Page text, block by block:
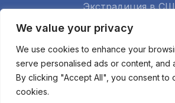
We value your privacy
We use cookies to enhance your
serve personalised ads or content, and
By clicking "Accept All", you consent to
cookies.
Экстрадиция в
Семейное право
Недвижимость
Строительство
Арбитраж
Апелляции